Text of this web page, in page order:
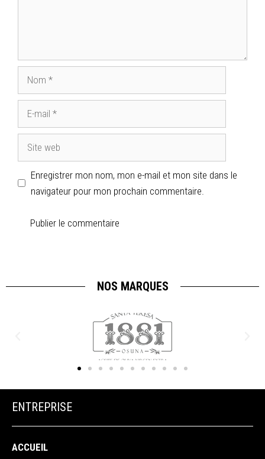
Enregistrer mon nom, mon e-mail et mon site dans le
navigateur pour mon prochain commentaire.
NOS MARQUES
ENTREPRISE
ACCUEIL